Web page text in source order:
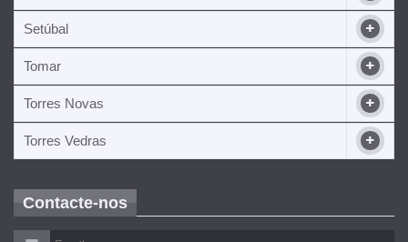
Setúbal
Tomar
Torres Novas
Torres Vedras
Contacte-nos